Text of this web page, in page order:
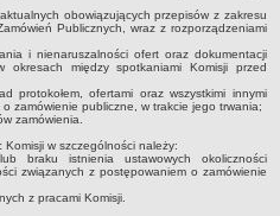
obowiązujących przepisów z zakresu
Publicznych, wraz z rozporządzeniami
i nienaruszalności ofert oraz dokumentacji
między spotkaniami Komisji przed
protokołem, ofertami oraz wszystkimi innymi
zamówienie publiczne, w trakcie jego trwania;
zamówienia.
w szczególności należy:
braku istnienia ustawowych okoliczności
związanych z postępowaniem o zamówienie
z pracami Komisji.